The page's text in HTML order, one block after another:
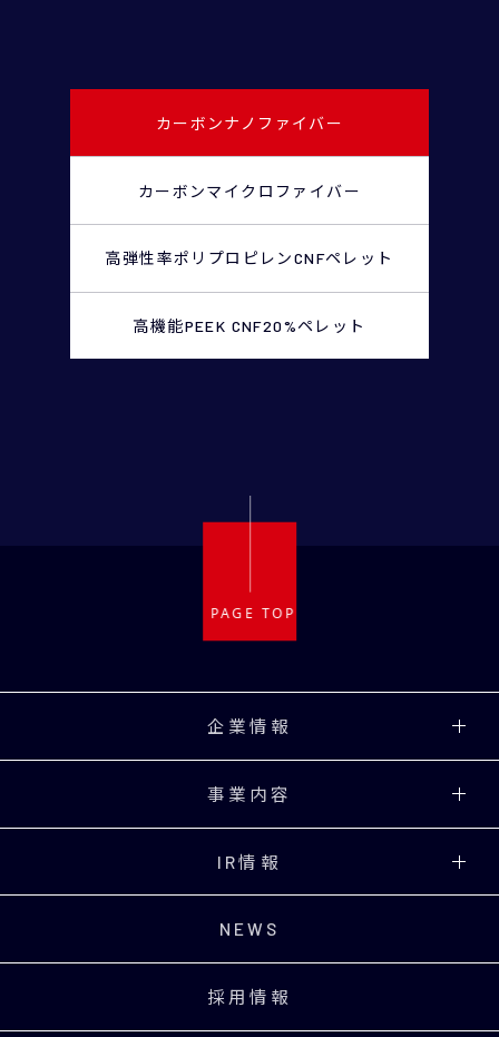
カーボンナノファイバー
カーボンマイクロファイバー
高弾性率ポリプロピレンCNFペレット
高機能PEEK CNF20%ペレット
企業情報
事業内容
IR情報
NEWS
採用情報